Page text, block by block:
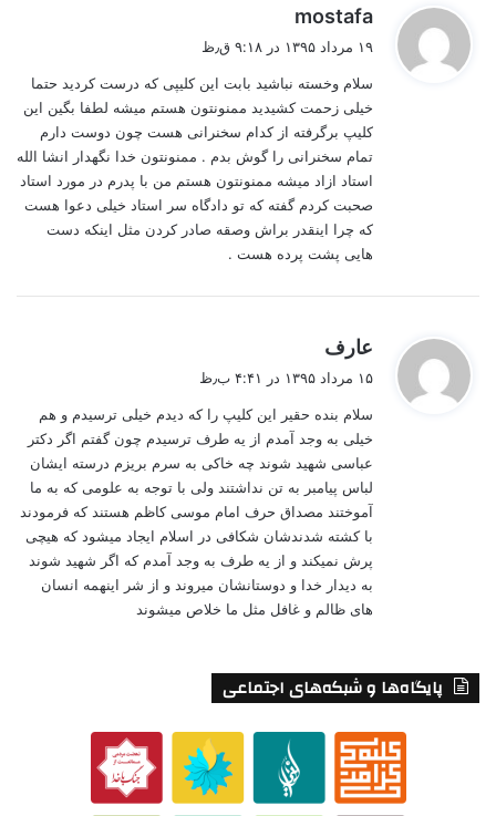
mostafa
:
۱۹ مرداد ۱۳۹۵ در ۹:۱۸ ق٫ظ
سلام وخسته نباشید بابت این کلیپی که درست کردید حتما
خیلی زحمت کشیدید ممنونتون هستم میشه لطفا بگین این
کلیپ برگرفته از کدام سخنرانی هست چون دوست دارم
تمام سخنرانی را گوش بدم . ممنونتون خدا نگهدار انشا الله
استاد ازاد میشه ممنونتون هستم من با پدرم در مورد استاد
صحبت کردم گفته که تو دادگاه سر استاد خیلی دعوا هست
که چرا اینقدر براش وصقه صادر کردن مثل اینکه دست
هایی پشت پرده هست .
عارف
:
۱۵ مرداد ۱۳۹۵ در ۴:۴۱ ب٫ظ
سلام بنده حقیر این کلیپ را که دیدم خیلی ترسیدم و هم
خیلی به وجد آمدم از یه طرف ترسیدم چون گفتم اگر دکتر
عباسی شهید شوند چه خاکی به سرم بریزم درسته ایشان
لباس پیامبر به تن نداشتند ولی با توجه به علومی که به ما
آموختند مصداق حرف امام موسی کاظم هستند که فرمودند
با کشته شدندشان شکافی در اسلام ایجاد میشود که هیچی
پرش نمیکند و از یه طرف به وجد آمدم که اگر شهید شوند
به دیدار خدا و دوستانشان میروند و از شر اینهمه انسان
های ظالم و غافل مثل ما خلاص میشوند
پایگاه‌ها و شبکه‌های اجتماعی